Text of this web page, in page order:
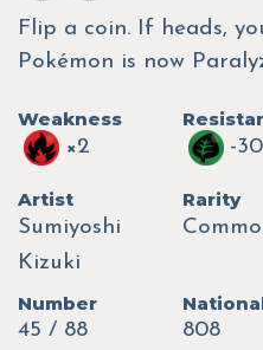
Flip a coin. If heads,
Pokémon is now
Weakness
×2
-30
Artist
Sumiyoshi
Kizuki
Rarity
Number
45 / 88
808